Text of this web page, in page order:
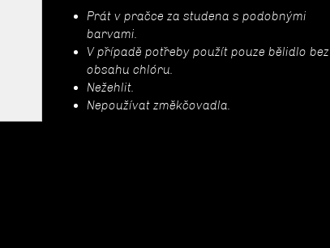
Prát v pračce za studena s podobnými
barvami.
V případě potřeby použít pouze bělidlo bez
obsahu chlóru.
Nežehlit.
Nepoužívat změkčovadla.